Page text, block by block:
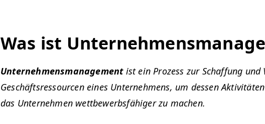
Was ist
Unternehmensman­age­mentist ein Prozess zur Schaf­fung und
Geschäft­sres­sourcen eines Unternehmens, um dessen
das Unternehmen wet­tbe­werb­s­fähiger zu machen.